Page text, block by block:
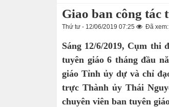
Giao ban công tác
Thứ tư - 12/06/2019 07:25 Đã
Sáng 12/6/2019, Cụm thi
tuyên giáo 6 tháng đầu
giáo Tỉnh ủy dự và chỉ
trực Thành ủy Thái
chuyên viên ban tuyên